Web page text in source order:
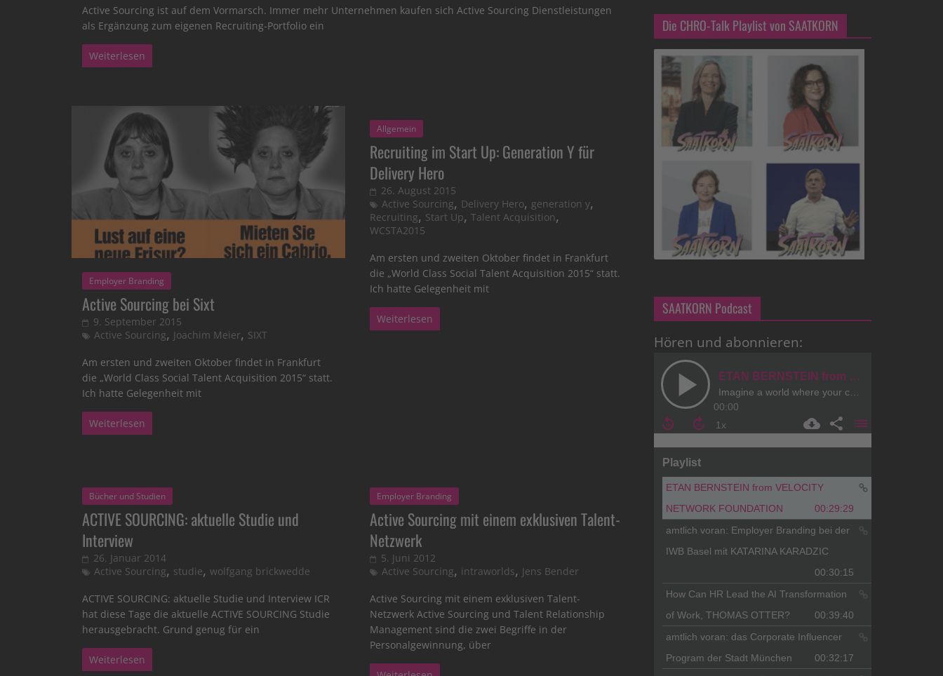
Active Sourcing ist auf dem Vormarsch. Immer mehr Unternehmen kaufen sich Active Sourcing Dienstleistungen
als Ergänzung zum eigenen Recruiting-Portfolio ein
Weiterlesen
Employer Branding
Active Sourcing bei Sixt
9. September 2015
Active Sourcing, Joachim Meier, SIXT
Am ersten und zweiten Oktober findet in Frankfurt
die „World Class Social Talent Acquisition 2015“ statt.
Ich hatte Gelegenheit mit
Weiterlesen
Allgemein
Recruiting im Start Up: Generation Y für
Delivery Hero
26. August 2015
Active Sourcing, Delivery Hero,generation y,
Recruiting, Start Up,Talent Acquisition,
WCSTA2015
Am ersten und zweiten Oktober findet in Frankfurt
die „World Class Social Talent Acquisition 2015“ statt.
Ich hatte Gelegenheit mit
Weiterlesen
Bücher und Studien
ACTIVE SOURCING: aktuelle Studie und
Interview
26. Januar 2014
Active Sourcing, studie, wolfgang brickwedde
ACTIVE SOURCING: aktuelle Studie und Interview ICR
hat diese Tage die aktuelle ACTIVE SOURCING Studie
herausgebracht. Grund genug für ein
Weiterlesen
Employer Branding
Active Sourcing mit einem exklusiven Talent-
Netzwerk
5. Juni 2012
Active Sourcing, intraworlds, Jens Bender
Active Sourcing mit einem exklusiven Talent-
Netzwerk Active Sourcing und Talent Relationship
Management sind die zwei Begriffe in der
Personalgewinnung, über
Die CHRO-Talk Playlist von SAATKORN
SAATKORN Podcast
Hören und abonnieren: